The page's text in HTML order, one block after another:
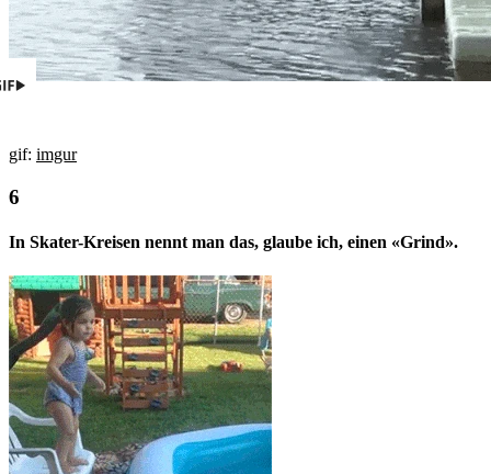
gif: imgur
In Skater-Kreisen nennt man das, glaube ich, einen «Grind».